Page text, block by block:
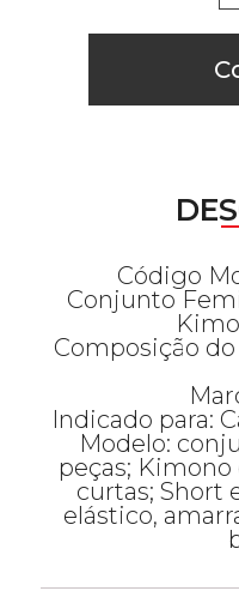
Código
Conjunto
Composição do
Indicado para:
Modelo:
peças;
curtas; Short
elástico,